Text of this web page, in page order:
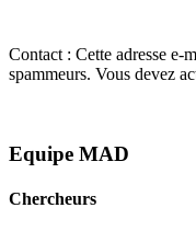
Contact : Cette adresse e-
spammeurs. Vous devez
Equipe MAD
Chercheurs